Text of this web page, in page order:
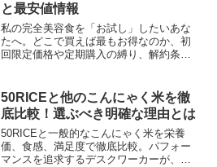
と最安値情報
私の完全美容食を「お試し」したいあな
たへ。どこで買えば最もお得なのか、初
回限定価格や定期購入の縛り、解約条件
50RICEと他のこんにゃく米を徹
底比較！選ぶべき明確な理由とは
50RICEと一般的なこんにゃく米を栄養
価、食感、満足度で徹底比較。パフォー
マンスを追求するデスクワーカーが、な